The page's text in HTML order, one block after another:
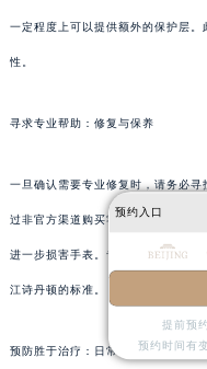
一定程度上可以提供额外的保护层
性。
寻求专业帮助：修复与保养
一旦确认需要专业修复时，请务必
过非官方渠道购买零件自行修理，
进一步损害手表。专业的技师会根
江诗丹顿的标准。
预防胜于治疗：日常保养小贴士
预约入口
提前预
预约时间有